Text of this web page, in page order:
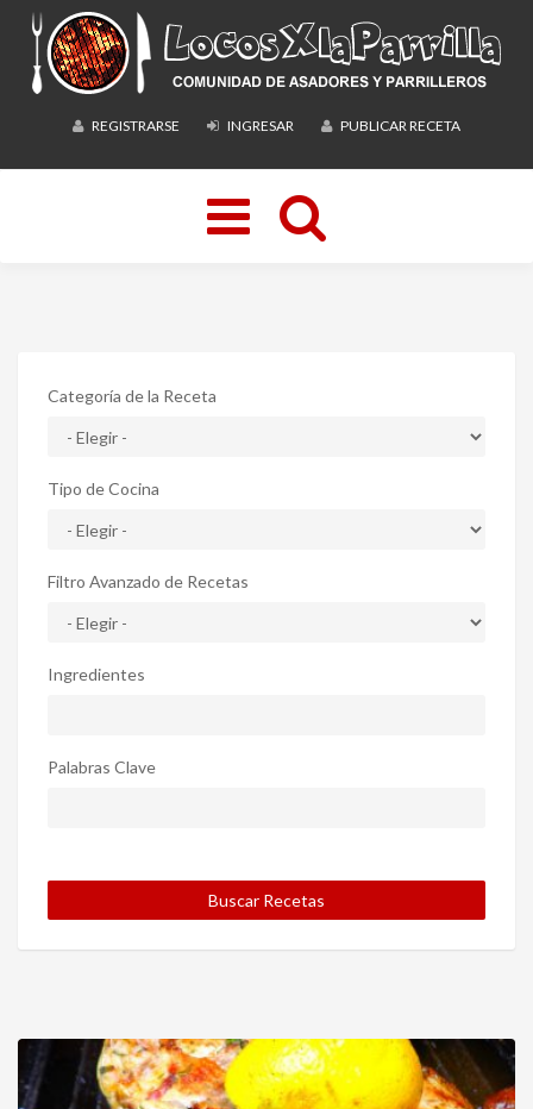
REGISTRARSE INGRESAR PUBLICAR RECETA
Toggle
navigation
Categoría de la Receta
Tipo de Cocina
Filtro Avanzado de Recetas
Ingredientes
Palabras Clave
Buscar Recetas